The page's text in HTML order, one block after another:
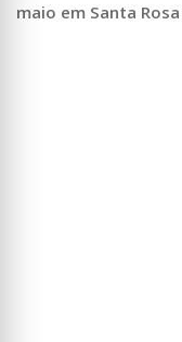
maio em Santa Rosa